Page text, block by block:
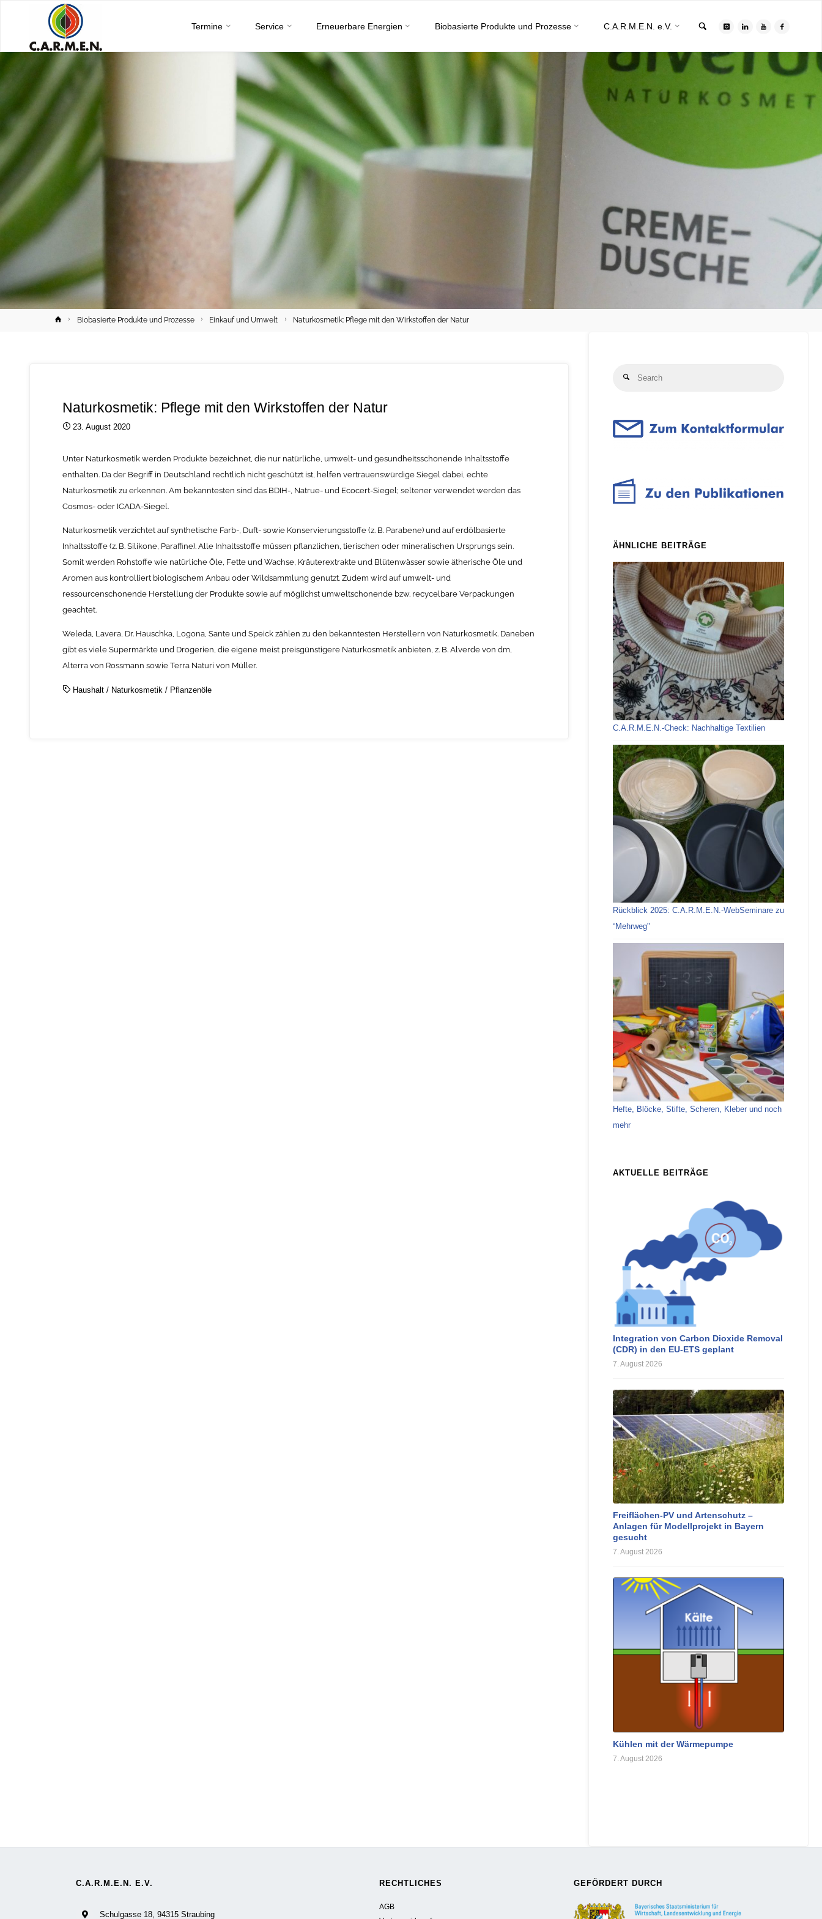
Termine Service Erneuerbare Energien Biobasierte Produkte und Prozesse C.A.R.M.E.N. e.V.
HomeBiobasierte Produkte und Prozesse Einkauf und Umwelt Naturkosmetik: Pflege mit den Wirkstoffen der Natur
Naturkosmetik: Pflege mit den Wirkstoffen der Natur
23. August 2020
Unter Naturkosmetik werden Produkte bezeichnet, die nur natürliche, umwelt- und gesundheitsschonende Inhaltsstoffe
enthalten. Da der Begriff in Deutschland rechtlich nicht geschützt ist, helfen vertrauenswürdige Siegel dabei, echte
Naturkosmetik zu erkennen. Am bekanntesten sind das BDIH-, Natrue- und Ecocert-Siegel; seltener verwendet werden das
Cosmos- oder ICADA-Siegel.
Naturkosmetik verzichtet auf synthetische Farb-, Duft- sowie Konservierungsstoffe (z. B. Parabene) und auf erdölbasierte
Inhaltsstoffe (z. B. Silikone, Paraffine). Alle Inhaltsstoffe müssen pflanzlichen, tierischen oder mineralischen Ursprungs sein.
Somit werden Rohstoffe wie natürliche Öle, Fette und Wachse, Kräuterextrakte und Blütenwässer sowie ätherische Öle und
Aromen aus kontrolliert biologischem Anbau oder Wildsammlung genutzt. Zudem wird auf umwelt- und
ressourcenschonende Herstellung der Produkte sowie auf möglichst umweltschonende bzw. recycelbare Verpackungen
geachtet.
Weleda, Lavera, Dr. Hauschka, Logona, Sante und Speick zählen zu den bekanntesten Herstellern von Naturkosmetik. Daneben
gibt es viele Supermärkte und Drogerien, die eigene meist preisgünstigere Naturkosmetik anbieten, z. B. Alverde von dm,
Alterra von Rossmann sowie Terra Naturi von Müller.
Haushalt/ Naturkosmetik/ Pflanzenöle
Search
ÄHNLICHE BEITRÄGE
C.A.R.M.E.N.-Check: Nachhaltige Textilien
Rückblick 2025: C.A.R.M.E.N.-WebSeminare zu
“Mehrweg"
Hefte, Blöcke, Stifte, Scheren, Kleber und noch
mehr
AKTUELLE BEITRÄGE
Integration von Carbon Dioxide Removal
(CDR) in den EU-ETS geplant
7. August 2026
Freiflächen-PV und Artenschutz –
Anlagen für Modellprojekt in Bayern
gesucht
7. August 2026
Kühlen mit der Wärmepumpe
7. August 2026
C.A.R.M.E.N. E.V.
Schulgasse 18, 94315 Straubing
RECHTLICHES
AGB
GEFÖRDERT DURCH